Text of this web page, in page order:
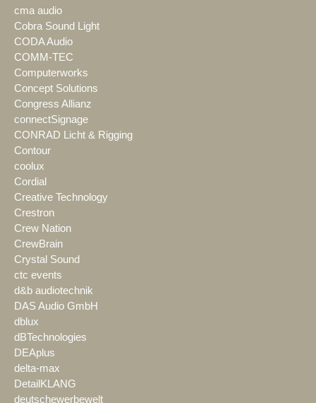
cma audio
Cobra Sound Light
CODA Audio
COMM-TEC
Computerworks
Concept Solutions
Congress Allianz
connectSignage
CONRAD Licht & Rigging
Contour
coolux
Cordial
Creative Technology
Crestron
Crew Nation
CrewBrain
Crystal Sound
ctc events
d&b audiotechnik
DAS Audio GmbH
dblux
dBTechnologies
DEAplus
delta-max
DetailKLANG
deutschewerbewelt